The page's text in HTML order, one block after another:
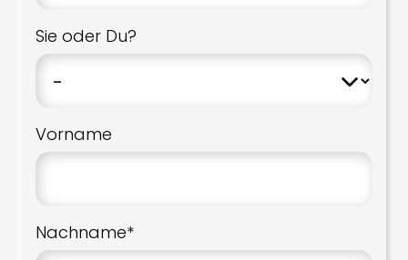
Sie oder Du?
Vorname
Nachname*